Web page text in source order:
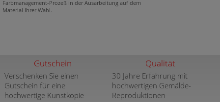
Farbmanagement-Prozeß in der Ausarbeitung auf dem
Material Ihrer Wahl.
Gutschein
Verschenken Sie einen
Gutschein für eine
hochwertige Kunstkopie
Qualität
30 Jahre Erfahrung mit
hochwertigen Gemälde-
Reproduktionen